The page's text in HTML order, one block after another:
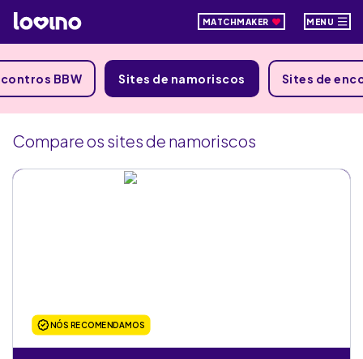
MATCHMAKER MENU
BBW Sites de namoriscos Sites de
Compare os sites de namoriscos
NÓS RECOMENDAMOS